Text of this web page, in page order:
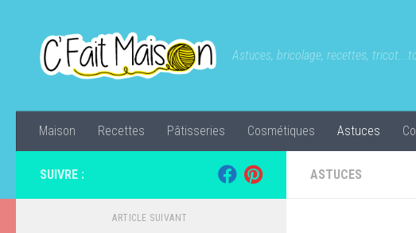
Astuces, bricolage, recettes,
Maison Recettes Pâtisseries Cosmétiques Astuces
ASTUCES
SUIVRE :
ARTICLE SUIVANT